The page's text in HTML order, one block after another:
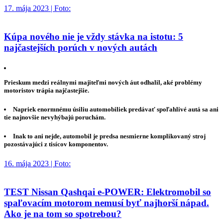
17. mája 2023 | Foto:
Kúpa nového nie je vždy stávka na istotu: 5
najčastejších porúch v nových autách
Prieskum medzi reálnymi majiteľmi nových áut odhalil, aké problémy
motoristov trápia najčastejšie.
Napriek enormnému úsiliu automobiliek predávať spoľahlivé autá sa ani
tie najnovšie nevyhýbajú poruchám.
Inak to ani nejde, automobil je predsa nesmierne komplikovaný stroj
pozostávajúci z tisícov komponentov.
16. mája 2023 | Foto:
TEST Nissan Qashqai e-POWER: Elektromobil so
spaľovacím motorom nemusí byť najhorší nápad.
Ako je na tom so spotrebou?